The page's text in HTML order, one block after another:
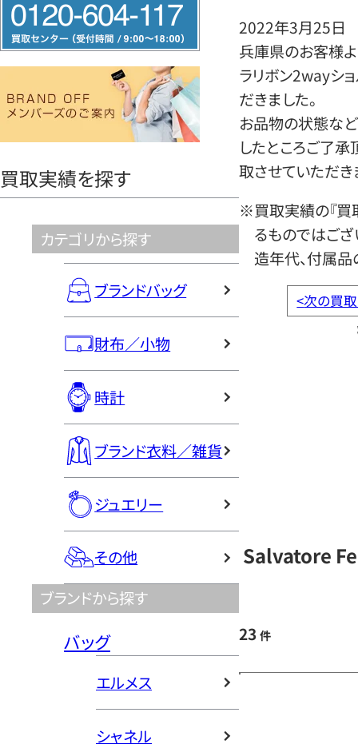
リ
ー
ヤ
買取実績を探す
カテゴリから探す
ブランドバッグ
財布／小物
時計
ブランド衣料／雑貨
ジュエリー
その他
ブランドから探す
バッグ
エルメス
シャネル
2022年3月25日
兵庫県のお客様よ
ラリボン2wayシ
だきました。
お品物の状態など
したところご了
取させていただき
※買取実績の『買
るものではござ
造年代、付属品
<次の買
Salvatore
23 件